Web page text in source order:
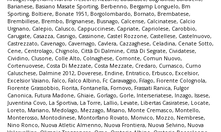
Barianese, Basiano Masate Sporting, Berbenno, Bergamp Longuelo, Bm
Sporting, Boltiere, Bonate 1951, Borgolombardo, Bornato, Brembatese,
Brembillese, Brembo, Brignanese, Busnago, Calcense, Calcinatese, Calcio
Urgnano, Calepio, Calusco, Cappuccinese, Capriate, Capriolese, Carobbio,
Carugate, Casazza, Casnigo, Cassinone, Castel Rozzone, Castellese, Castelnuovo,
Castrezzato, Cavenago, Cavernago, Cavlera, Cazzaghese, Celadina, Cenate Sotto,
Cene, Centrolago, Chignolo, Città Di Dalmine, Città Di Segrate, Cividatese,
Cividino, Clusone, Colle Alto, Colnaghese, Comonte, Comun Nuovo,
Cortenuovese, Costa Di Mezzate, Costa Mezzate, Credaro, Curnasco, Curno
Caluschese, Dalmine 2012, Doverese, Endine, Entratico, Erbusco, Excelsior,
Excelsior Vaiano, Falco, Falco Albino, Fc Caravaggio, Filago, Fiorente Colognola,
Fiorente Grassobbio, Fiorita, Fontanella, Fornovo, Frassati Ranica, Fulgor
Canonica, Futura Madone, Ghiaie, Gorlago, Gorle, Interseriatese, Inzago, Issese,
Juventina Covo, La Sportiva, La Torre, Lallio, Levate, Libertas Casiratese, Locate,
Loreto, Mariano, Medolago, Mezzago, Misano, Monte Cremasco, Montello,
Monterosso, Montodinese, Montorfano Rovato, Monvico, Mozzo, Nembrese,
Nino Ronco, Nuova Atletic Almenno, Nuova Frontiera, Nuova Selvino, Nuova